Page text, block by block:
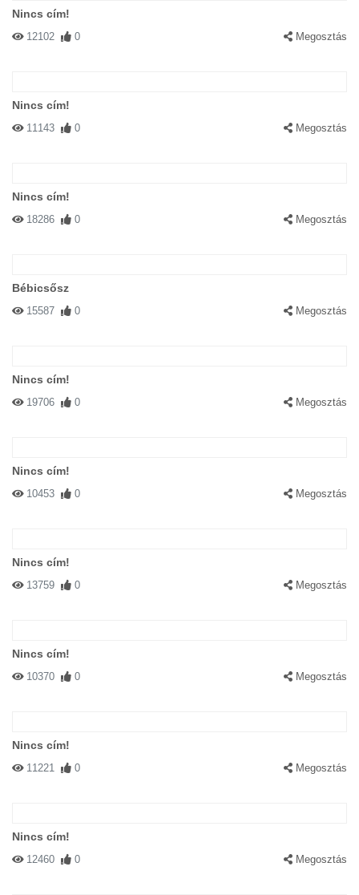
Nincs cím!
12102 0 Megosztás
Nincs cím!
11143 0 Megosztás
Nincs cím!
18286 0 Megosztás
Bébicsősz
15587 0 Megosztás
Nincs cím!
19706 0 Megosztás
Nincs cím!
10453 0 Megosztás
Nincs cím!
13759 0 Megosztás
Nincs cím!
10370 0 Megosztás
Nincs cím!
11221 0 Megosztás
Nincs cím!
12460 0 Megosztás